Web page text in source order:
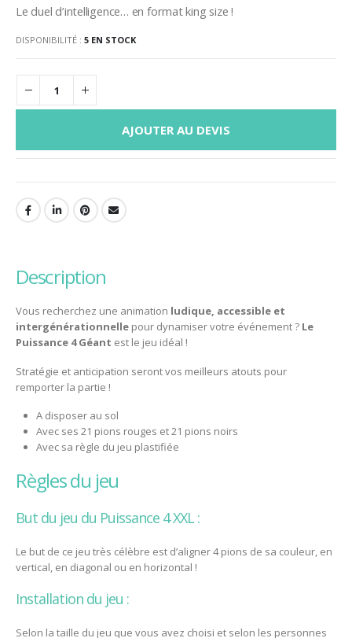
Le duel d’intelligence… en format king size !
DISPONIBILITÉ : 5 EN STOCK
AJOUTER AU DEVIS
description
Vous recherchez une animation ludique, accessible et
intergénérationnelle pour dynamiser votre événement ? Le
Puissance 4 Géant est le jeu idéal !
Stratégie et anticipation seront vos meilleurs atouts pour
remporter la partie !
A disposer au sol
Avec ses 21 pions rouges et 21 pions noirs
Avec sa règle du jeu plastifiée
règles du jeu
But du jeu du Puissance 4 XXL :
Le but de ce jeu très célèbre est d’aligner 4 pions de sa couleur, en
vertical, en diagonal ou en horizontal !
Installation du jeu :
Selon la taille du jeu que vous avez choisi et selon les personnes